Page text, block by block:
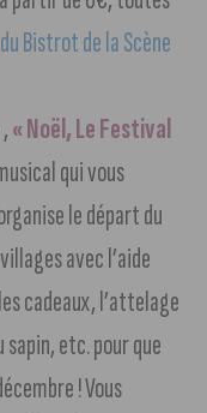
Bistrot de la Scène
« Noël, Le Festival
qui vous
le départ du
avec l’aide
cadeaux, l’attelage
etc. pour que
! Vous